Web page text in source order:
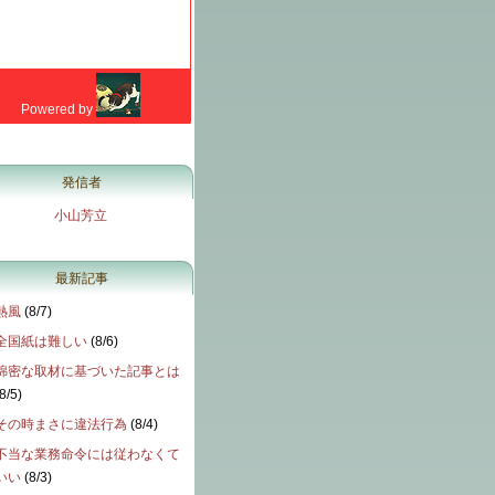
発信者
小山芳立
最新記事
風 (8/7)
国紙は難しい (8/6)
密な取材に基づいた記事とは
8/5)
の時まさに違法行為 (8/4)
当な業務命令には従わなくて
い (8/3)